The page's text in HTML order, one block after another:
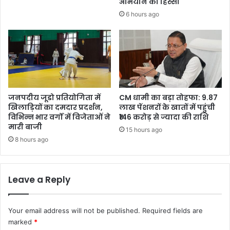
6 hours ago
जनपदीय जूडो प्रतियोगिता में
खिलाड़ियों का दमदार प्रदर्शन,
विभिन्न भार वर्गों में विजेताओं ने
मारी बाजी
8 hours ago
CM धामी का बड़ा तोहफा: 9.87
लाख पेंशनरों के खातों में पहुंची
₹146 करोड़ से ज्यादा की राशि
15 hours ago
Leave a Reply
Your email address will not be published. Required fields are
marked *